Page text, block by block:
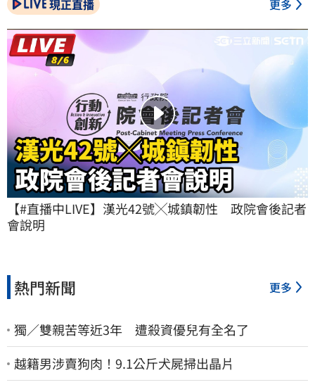
現正直播 更多
【#直播中LIVE】漢光42號╳城鎮韌性　政院會後記者
會說明
熱門新聞 更多
獨／雙親苦等近3年 遭殺資優兒有全名了
越籍男涉賣狗肉！9.1公斤犬屍掃出晶片